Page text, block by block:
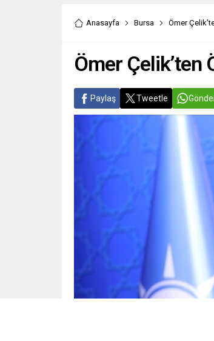
Anasayfa Bursa Ömer
Ömer Çelik’ten
Paylaş Tweetle